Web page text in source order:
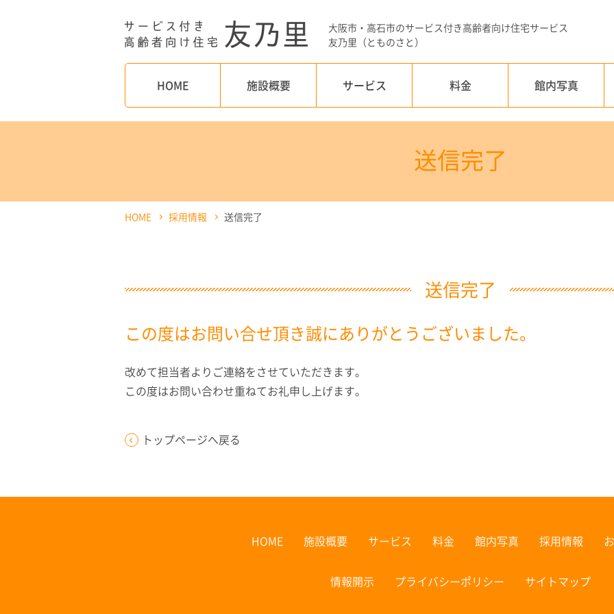
大阪市・高石市のサービス付き高齢者向け住宅サービス
友乃里（とものさと）
HOME 施設概要 サービス 料金 館内写真
送信完了
HOME 採用情報 送信完了
送信完了
この度はお問い合せ頂き誠にありがとうございました。
改めて担当者よりご連絡をさせていただきます。
この度はお問い合わせ重ねてお礼申し上げます。
トップページへ戻る
HOME 施設概要 サービス 料金 館内写真 採用情報
情報開示 プライバシーポリシー サイトマップ